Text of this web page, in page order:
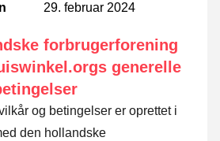
29. februar 2024
forbrugerforening
generelle
og betingelser er oprettet i
den hollandske